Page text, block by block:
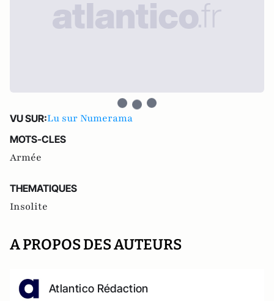
VU SUR:Lu sur Numerama
MOTS-CLES
Armée
THEMATIQUES
Insolite
A PROPOS DES AUTEURS
Atlantico Rédaction